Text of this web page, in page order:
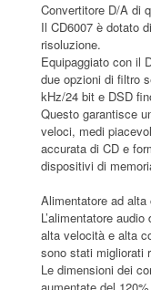
Convertitore D/A di
Il CD6007 è dotato
risoluzione.
Equipaggiato con il
due opzioni di filtro
kHz/24 bit e DSD
Questo garantisce
veloci, medi
accurata di CD e
dispositivi di
Alimentatore ad alta
L’alimentatore
alta velocità e alta
sono stati migliorati
Le dimensioni dei